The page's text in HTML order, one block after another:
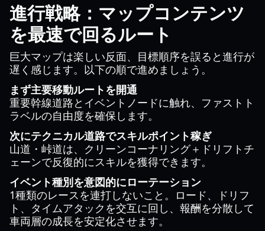
進行戦略：マップコンテンツ
を最速で回るルート
巨大マップは楽しい反面、目標順序を誤ると進行が
遅く感じます。以下の順で進めましょう。
まず主要移動ルートを開通
重要幹線道路とイベントノードに触れ、ファストト
ラベルの自由度を確保します。
次にテクニカル道路でスキルポイント稼ぎ
山道・峠道は、クリーンコーナリング＋ドリフトチ
ェーンで反復的にスキルを獲得できます。
イベント種別を意図的にローテーション
1種類のレースを連打しないこと。ロード、ドリフ
ト、タイムアタックを交互に回し、報酬を分散して
車両層の成長を安定化させます。